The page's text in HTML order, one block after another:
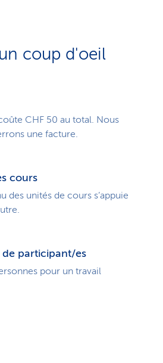
coup d'oeil
CHF 50 au total. Nous
une facture.
cours
des unités de cours s’appuie
participant/es
pour un travail